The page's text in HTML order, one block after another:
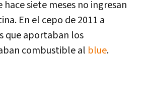
hace siete meses no ingresan
En el cepo de 2011 a
que aportaban los
combustible al blue.